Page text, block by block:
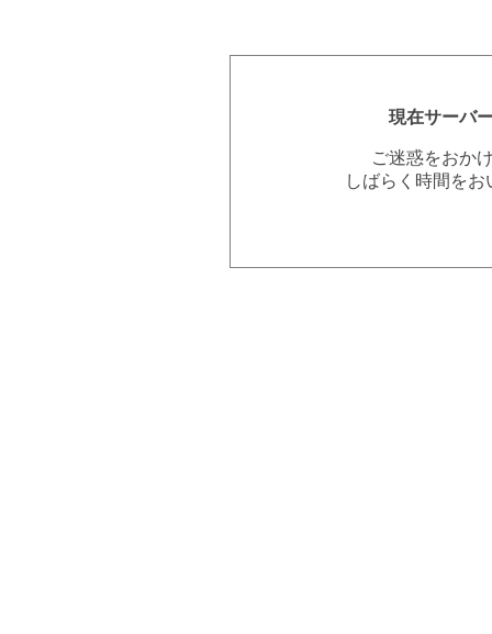
現在サーバ
ご迷惑をおか
しばらく時間を